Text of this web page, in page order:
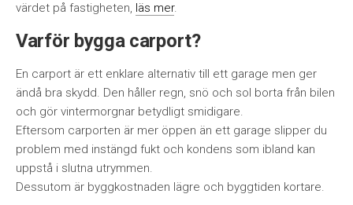
värdet på fastigheten, läs mer.
Varför bygga carport?
En carport är ett enklare alternativ till ett garage men ger
ändå bra skydd. Den håller regn, snö och sol borta från bilen
och gör vintermorgnar betydligt smidigare.
Eftersom carporten är mer öppen än ett garage slipper du
problem med instängd fukt och kondens som ibland kan
uppstå i slutna utrymmen.
Dessutom är byggkostnaden lägre och byggtiden kortare.